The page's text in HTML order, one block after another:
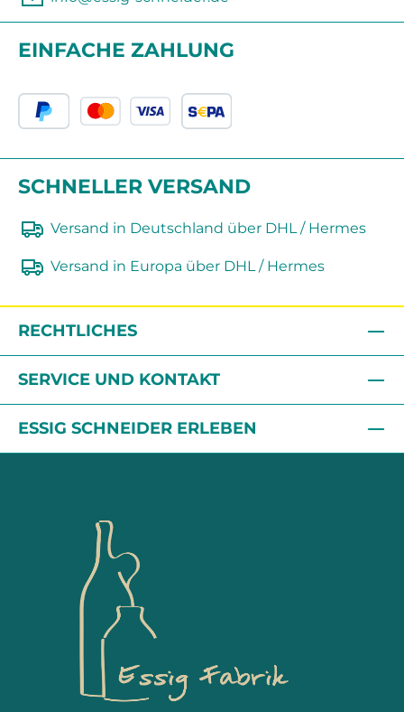
EINFACHE ZAHLUNG
SCHNELLER VERSAND
Versand in Deutschland über DHL / Hermes
Versand in Europa über DHL / Hermes
RECHTLICHES
SERVICE UND KONTAKT
ESSIG SCHNEIDER ERLEBEN